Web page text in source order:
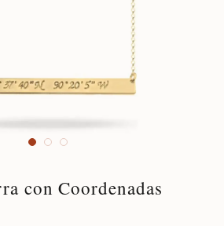
con Coordenadas